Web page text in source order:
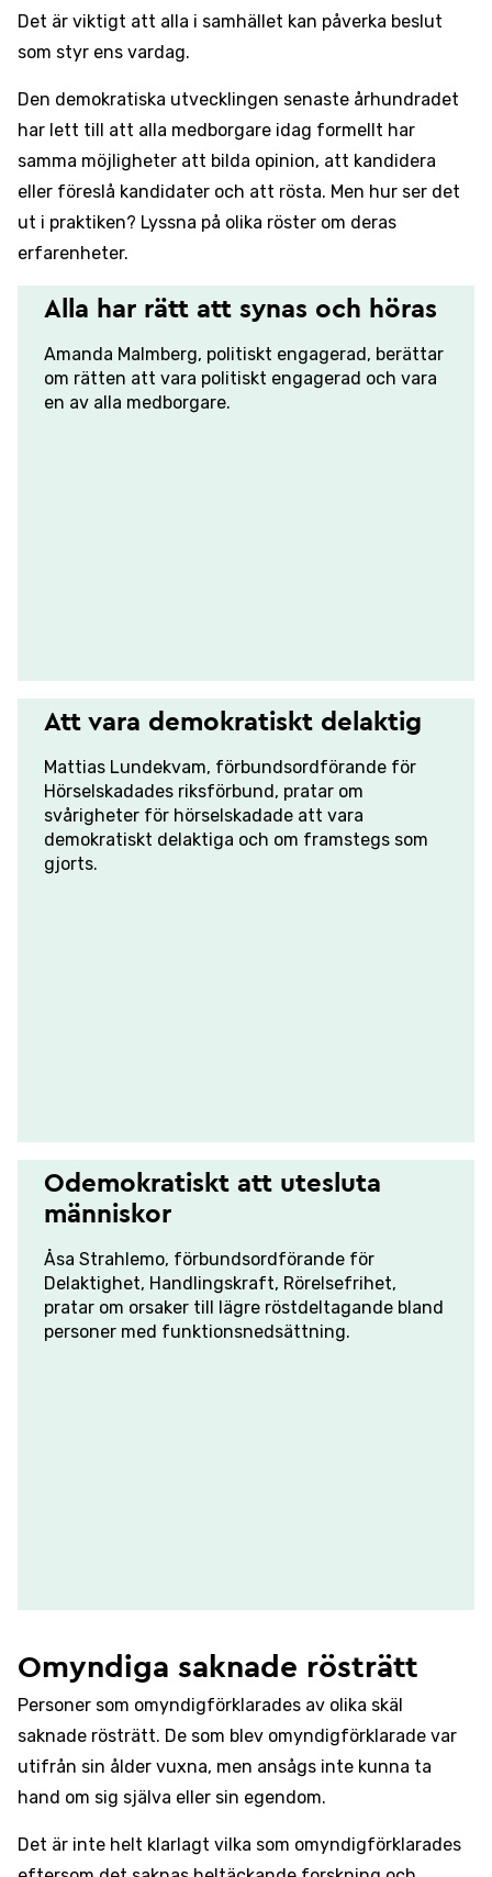
Det är viktigt att alla i samhället kan påverka beslut
som styr ens vardag.
Den demokratiska utvecklingen senaste århundradet
har lett till att alla medborgare idag formellt har
samma möjligheter att bilda opinion, att kandidera
eller föreslå kandidater och att rösta. Men hur ser det
ut i praktiken? Lyssna på olika röster om deras
erfarenheter.
Alla har rätt att synas och höras
Amanda Malmberg, politiskt engagerad, berättar
om rätten att vara politiskt engagerad och vara
en av alla medborgare.
Att vara demokratiskt delaktig
Mattias Lundekvam, förbundsordförande för
Hörselskadades riksförbund, pratar om
svårigheter för hörselskadade att vara
demokratiskt delaktiga och om framstegs som
gjorts.
Odemokratiskt att utesluta
människor
Åsa Strahlemo, förbundsordförande för
Delaktighet, Handlingskraft, Rörelsefrihet,
pratar om orsaker till lägre röstdeltagande bland
personer med funktionsnedsättning.
Omyndiga saknade rösträtt
Personer som omyndigförklarades av olika skäl
saknade rösträtt. De som blev omyndigförklarade var
utifrån sin ålder vuxna, men ansågs inte kunna ta
hand om sig själva eller sin egendom.
Det är inte helt klarlagt vilka som omyndigförklarades